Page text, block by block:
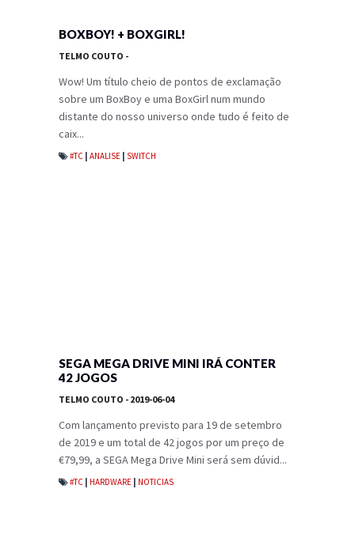
BOXBOY! + BOXGIRL!
TELMO COUTO -
Wow! Um título cheio de pontos de exclamação
sobre um BoxBoy e uma BoxGirl num mundo
distante do nosso universo onde tudo é feito de
caix...
#TC ANALISE SWITCH
SEGA MEGA DRIVE MINI IRÁ CONTER
42 JOGOS
TELMO COUTO - 2019-06-04
Com lançamento previsto para 19 de setembro
de 2019 e um total de 42 jogos por um preço de
€79,99, a SEGA Mega Drive Mini será sem dúvid...
#TC HARDWARE NOTICIAS